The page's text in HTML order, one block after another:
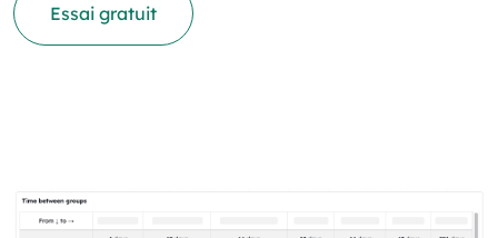
Essai gratuit